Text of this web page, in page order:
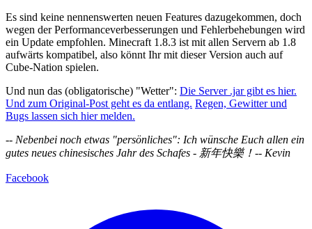
Es sind keine nennenswerten neuen Features dazugekommen, doch
wegen der Performanceverbesserungen und Fehlerbehebungen wird
ein Update empfohlen. Minecraft 1.8.3 ist mit allen Servern ab 1.8
aufwärts kompatibel, also könnt Ihr mit dieser Version auch auf
Cube-Nation spielen.
Und nun das (obligatorische) "Wetter": Die Server .jar gibt es hier.
Und zum Original-Post geht es da entlang. Regen, Gewitter und
Bugs lassen sich hier melden.
-- Nebenbei noch etwas "persönliches": Ich wünsche Euch allen ein
gutes neues chinesisches Jahr des Schafes - 新年快樂！-- Kevin
Facebook